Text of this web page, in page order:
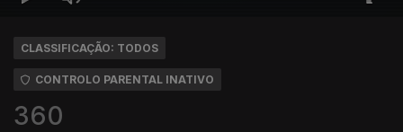
CLASSIFICAÇÃO: TODOS
CONTROLO PARENTAL INATIVO
360